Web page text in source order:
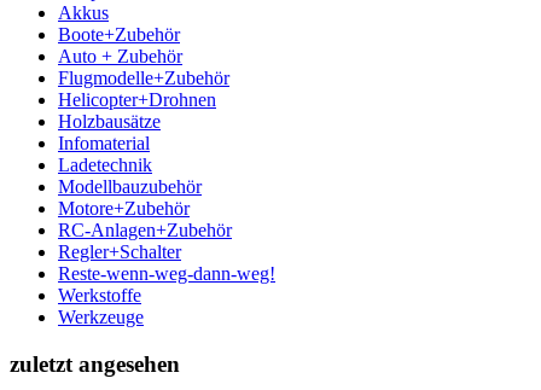
Akkus
Boote+Zubehör
Auto + Zubehör
Flugmodelle+Zubehör
Helicopter+Drohnen
Holzbausätze
Infomaterial
Ladetechnik
Modellbauzubehör
Motore+Zubehör
RC-Anlagen+Zubehör
Regler+Schalter
Reste-wenn-weg-dann-weg!
Werkstoffe
Werkzeuge
zuletzt angesehen